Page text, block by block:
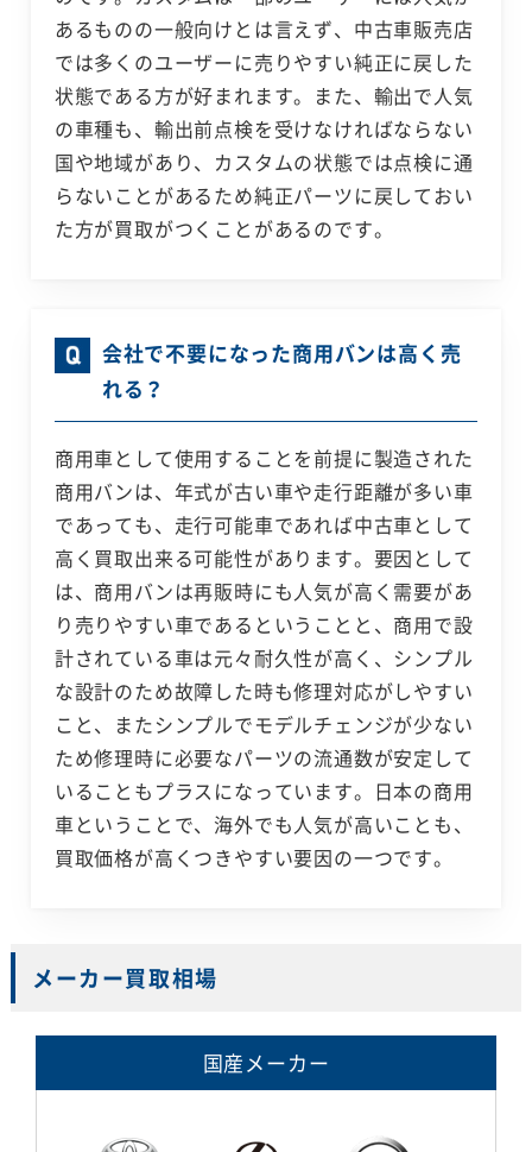
あるものの一般向けとは言えず、中古車販売店
では多くのユーザーに売りやすい純正に戻した
状態である方が好まれます。また、輸出で人気
の車種も、輸出前点検を受けなければならない
国や地域があり、カスタムの状態では点検に通
らないことがあるため純正パーツに戻しておい
た方が買取がつくことがあるのです。
会社で不要になった商用バンは高く売
れる？
商用車として使用することを前提に製造された
商用バンは、年式が古い車や走行距離が多い車
であっても、走行可能車であれば中古車として
高く買取出来る可能性があります。要因として
は、商用バンは再販時にも人気が高く需要があ
り売りやすい車であるということと、商用で設
計されている車は元々耐久性が高く、シンプル
な設計のため故障した時も修理対応がしやすい
こと、またシンプルでモデルチェンジが少ない
ため修理時に必要なパーツの流通数が安定して
いることもプラスになっています。日本の商用
車ということで、海外でも人気が高いことも、
買取価格が高くつきやすい要因の一つです。
メーカー買取相場
国産メーカー